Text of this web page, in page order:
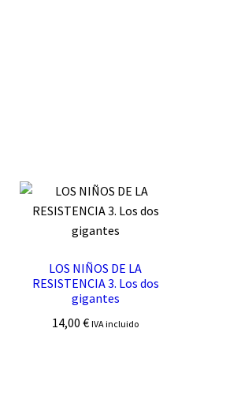
LOS NIÑOS DE LA
RESISTENCIA 3. Los dos
gigantes
14,00€ IVA incluido